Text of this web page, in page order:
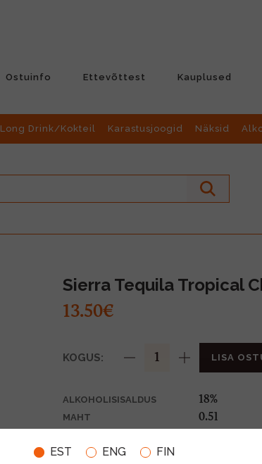
EST ENG FIN
Ostuinfo Ettevõttest Kauplused
Long Drink/Kokteil Karastusjoogid Näksid
Sierra Tequila Tropical
13.50€
KOGUS: LISA
ALKOHOLISISALDUS 18%
MAHT 0.5l
TOOTE LIIK